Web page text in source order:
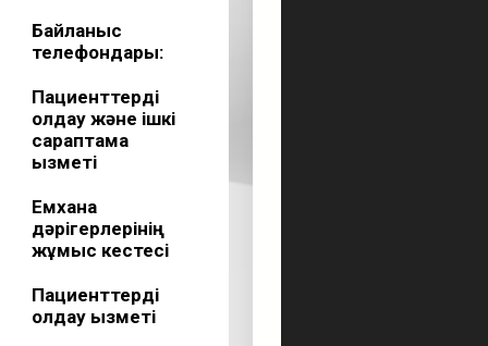
Байланыс
телефондары:
Пациенттерді
қолдау және ішкі
сараптама
қызметі
Емхана
дәрігерлерінің
жұмыс кестесі
Пациенттерді
қолдау қызметі